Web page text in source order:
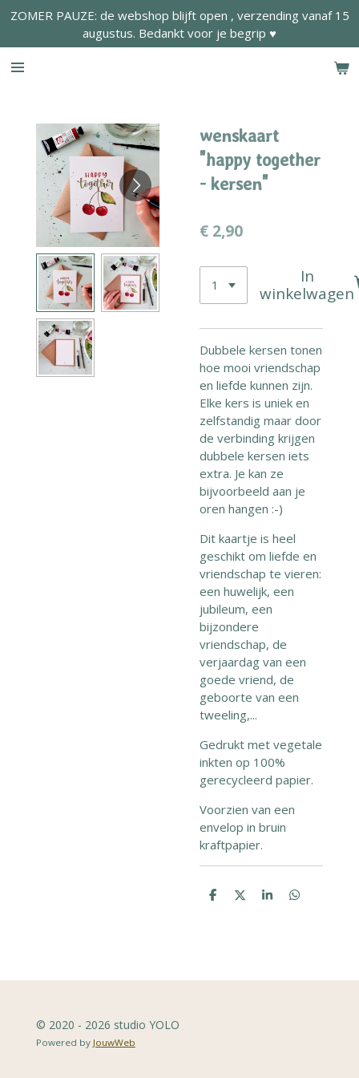
Ga
naar
de
ZOMER PAUZE: de webshop blijft open , verzending vanaf 15
augustus. Bedankt voor je begrip ♥
wenskaart
"happy together
- kersen"
€ 2,90
In
winkelwagen
Dubbele kersen tonen
hoe mooi vriendschap
en liefde kunnen zijn.
Elke kers is uniek en
zelfstandig maar door
de verbinding krijgen
dubbele kersen iets
extra. Je kan ze
bijvoorbeeld aan je
oren hangen :-)
Dit kaartje is heel
geschikt om liefde en
vriendschap te vieren:
een huwelijk, een
jubileum, een
bijzondere
vriendschap, de
verjaardag van een
goede vriend, de
geboorte van een
tweeling,...
Gedrukt met vegetale
inkten op 100%
gerecycleerd papier.
Voorzien van een
envelop in bruin
kraftpapier.
D
D
S
D
© 2020 - 2026 studio YOLO
Powered by JouwWeb